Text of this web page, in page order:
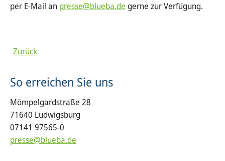
per E-Mail an presse@blueba.de gerne zur Verfügung.
Zurück
So erreichen Sie uns
Mömpelgardstraße 28
71640 Ludwigsburg
07141 97565-0
presse@blueba.de